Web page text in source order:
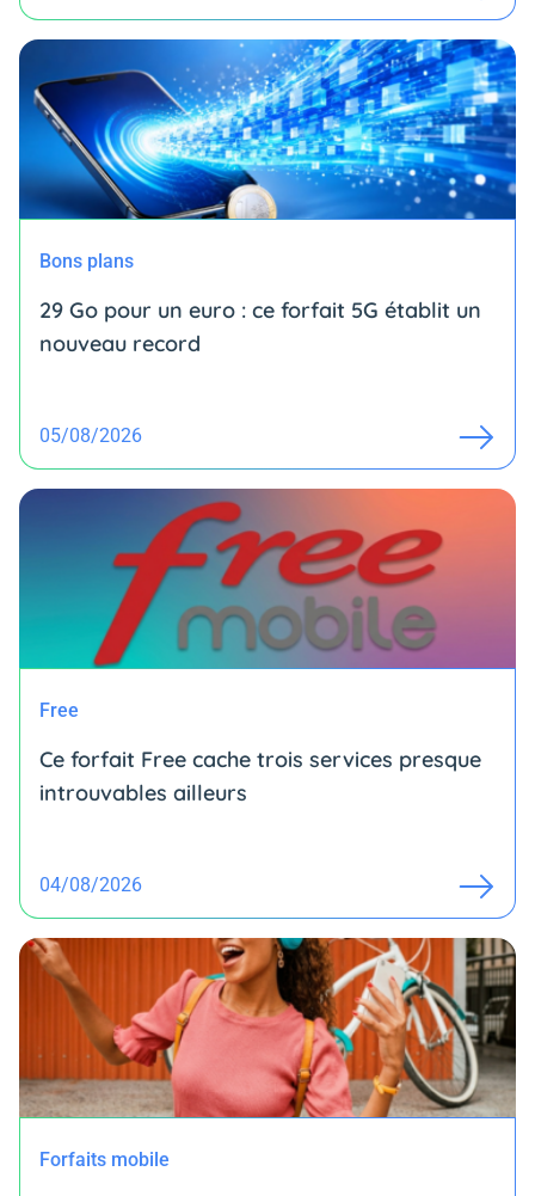
Bons plans
29 Go pour un euro : ce forfait 5G établit un
nouveau record
05/08/2026
Free
Ce forfait Free cache trois services presque
introuvables ailleurs
04/08/2026
Forfaits mobile